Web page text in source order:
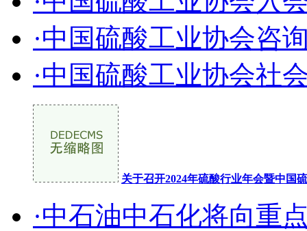
·中国硫酸工业协会咨
·中国硫酸工业协会社
关于召开2024年硫酸行业年会暨中国
·中石油中石化将向重